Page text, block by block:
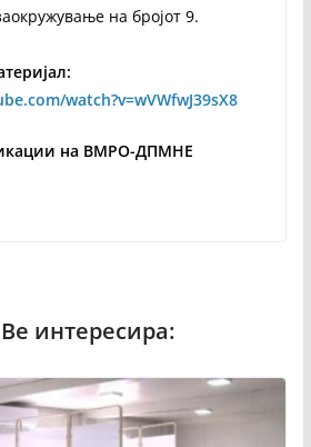
на бројот 9.
watch?v=wVWfwJ39sX8
на ВМРО-ДПМНЕ